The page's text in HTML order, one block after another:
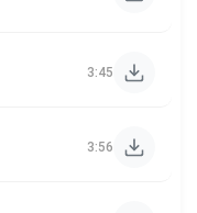
3:45
3:56